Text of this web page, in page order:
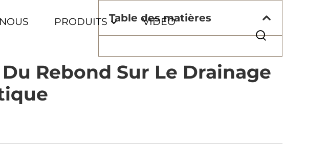
PRODUITS VIDÉO
Rebond Sur Le Drainage
Table des matières